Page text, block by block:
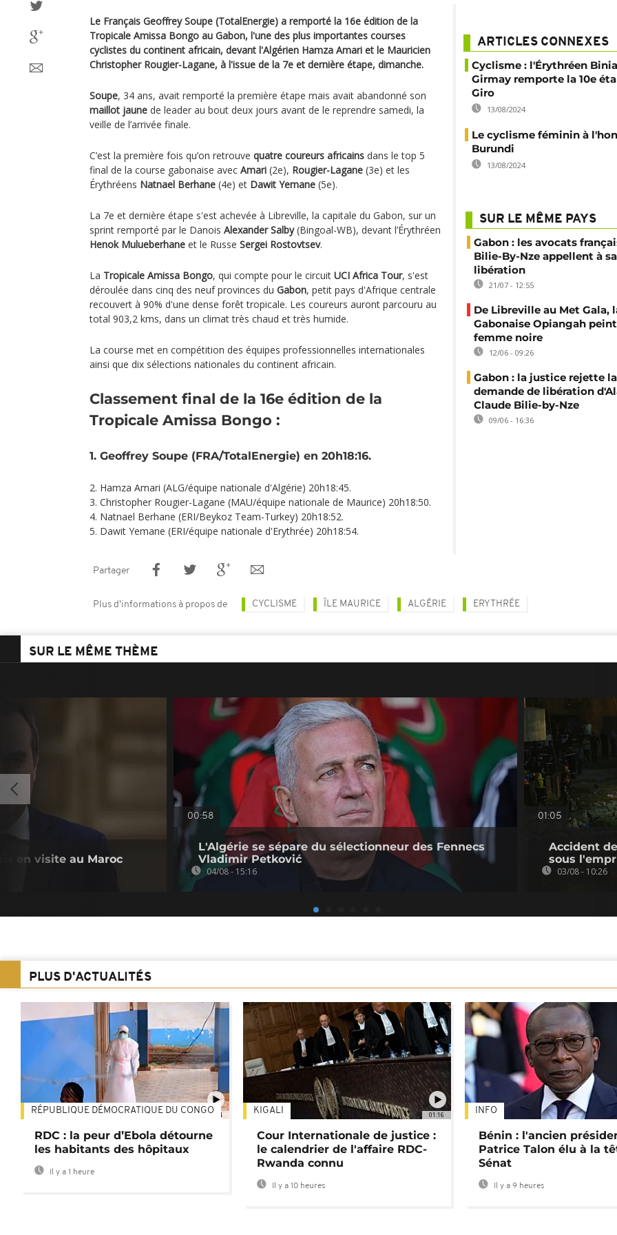
Le Français Geoffrey Soupe (TotalEnergie) a remporté la 16e édition de la
Tropicale Amissa Bongo au Gabon, l'une des plus importantes courses
cyclistes du continent africain, devant l'Algérien Hamza Amari et le Mauricien
Christopher Rougier-Lagane, à l'issue de la 7e et dernière étape, dimanche.
Soupe, 34 ans, avait remporté la première étape mais avait abandonné son
maillot jaune de leader au bout deux jours avant de le reprendre samedi, la
veille de l’arrivée finale.
C’est la première fois qu’on retrouve quatre coureurs africains dans le top 5
final de la course gabonaise avec Amari (2e), Rougier-Lagane (3e) et les
Érythréens Natnael Berhane (4e) et Dawit Yemane (5e).
La 7e et dernière étape s'est achevée à Libreville, la capitale du Gabon, sur un
sprint remporté par le Danois Alexander Salby(Bingoal-WB), devant l’Érythréen
Henok Mulueberhane et le Russe Sergei Rostovtsev.
La Tropicale Amissa Bongo, qui compte pour le circuit UCI Africa Tour, s'est
déroulée dans cinq des neuf provinces du Gabon, petit pays d'Afrique centrale
recouvert à 90% d'une dense forêt tropicale. Les coureurs auront parcouru au
total 903,2 kms, dans un climat très chaud et très humide.
La course met en compétition des équipes professionnelles internationales
ainsi que dix sélections nationales du continent africain.
Classement final de la 16e édition de la
Tropicale Amissa Bongo :
1. Geoffrey Soupe (FRA/TotalEnergie) en 20h18:16.
2. Hamza Amari (ALG/équipe nationale d'Algérie) 20h18:45.
3. Christopher Rougier-Lagane (MAU/équipe nationale de Maurice) 20h18:50.
4. Natnael Berhane (ERI/Beykoz Team-Turkey) 20h18:52.
5. Dawit Yemane (ERI/équipe nationale d'Erythrée) 20h18:54.
ARTICLES CONNEXES
Cyclisme : l'Érythréen
Girmay remporte la 10e
Giro
13/08/2024
Le cyclisme féminin à
Burundi
13/08/2024
SUR LE MÊME PAYS
Gabon : les avocats
Bilie-By-Nze appellent à sa
libération
21/07 - 12:55
De Libreville au Met Gala,
Gabonaise Opiangah
femme noire
12/06 - 09:26
Gabon : la justice rejette la
demande de libération
Claude Bilie-by-Nze
09/06 - 16:36
Partager
Plus d'informations à propos de CYCLISME ÎLE MAURICE ALGÉRIE ERYTHRÉE
SUR LE MÊME THÈME
en visite au Maroc
00:58
L'Algérie se sépare du sélectionneur des Fennecs
Vladimir Petković
04/08 - 15:16
01:05
Accident
sous
03/08 - 10:26
PLUS D'ACTUALITÉS
01:34
RÉPUBLIQUE DÉMOCRATIQUE DU CONGO
RDC : la peur d’Ebola détourne
les habitants des hôpitaux
Il y a 1 heure
01:16
KIGALI
Cour Internationale de justice :
le calendrier de l'affaire RDC-
Rwanda connu
Il y a 10 heures
INFO
Bénin : l'ancien
Patrice Talon élu à la
Sénat
Il y a 9 heures